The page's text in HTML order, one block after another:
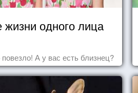
жизни одного лица
А у вас есть близнец?